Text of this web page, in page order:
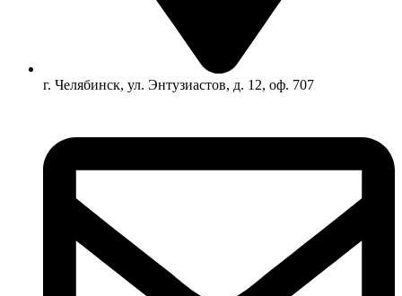
г. Челябинск, ул. Энтузиастов, д. 12, оф. 707